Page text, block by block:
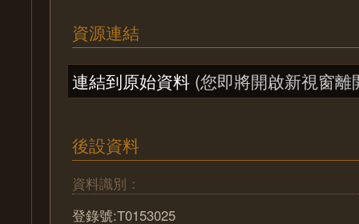
資源連結
連結到原始資料 (您即將開啟新視窗離
後設資料
資料識別：
登錄號:T0153025